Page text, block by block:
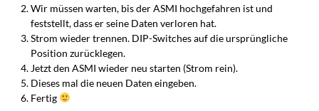
Wir müssen warten, bis der ASMI hochgefahren ist und
feststellt, dass er seine Daten verloren hat.
Strom wieder trennen. DIP-Switches auf die ursprüngliche
Position zurücklegen.
Jetzt den ASMI wieder neu starten (Strom rein).
Dieses mal die neuen Daten eingeben.
Fertig